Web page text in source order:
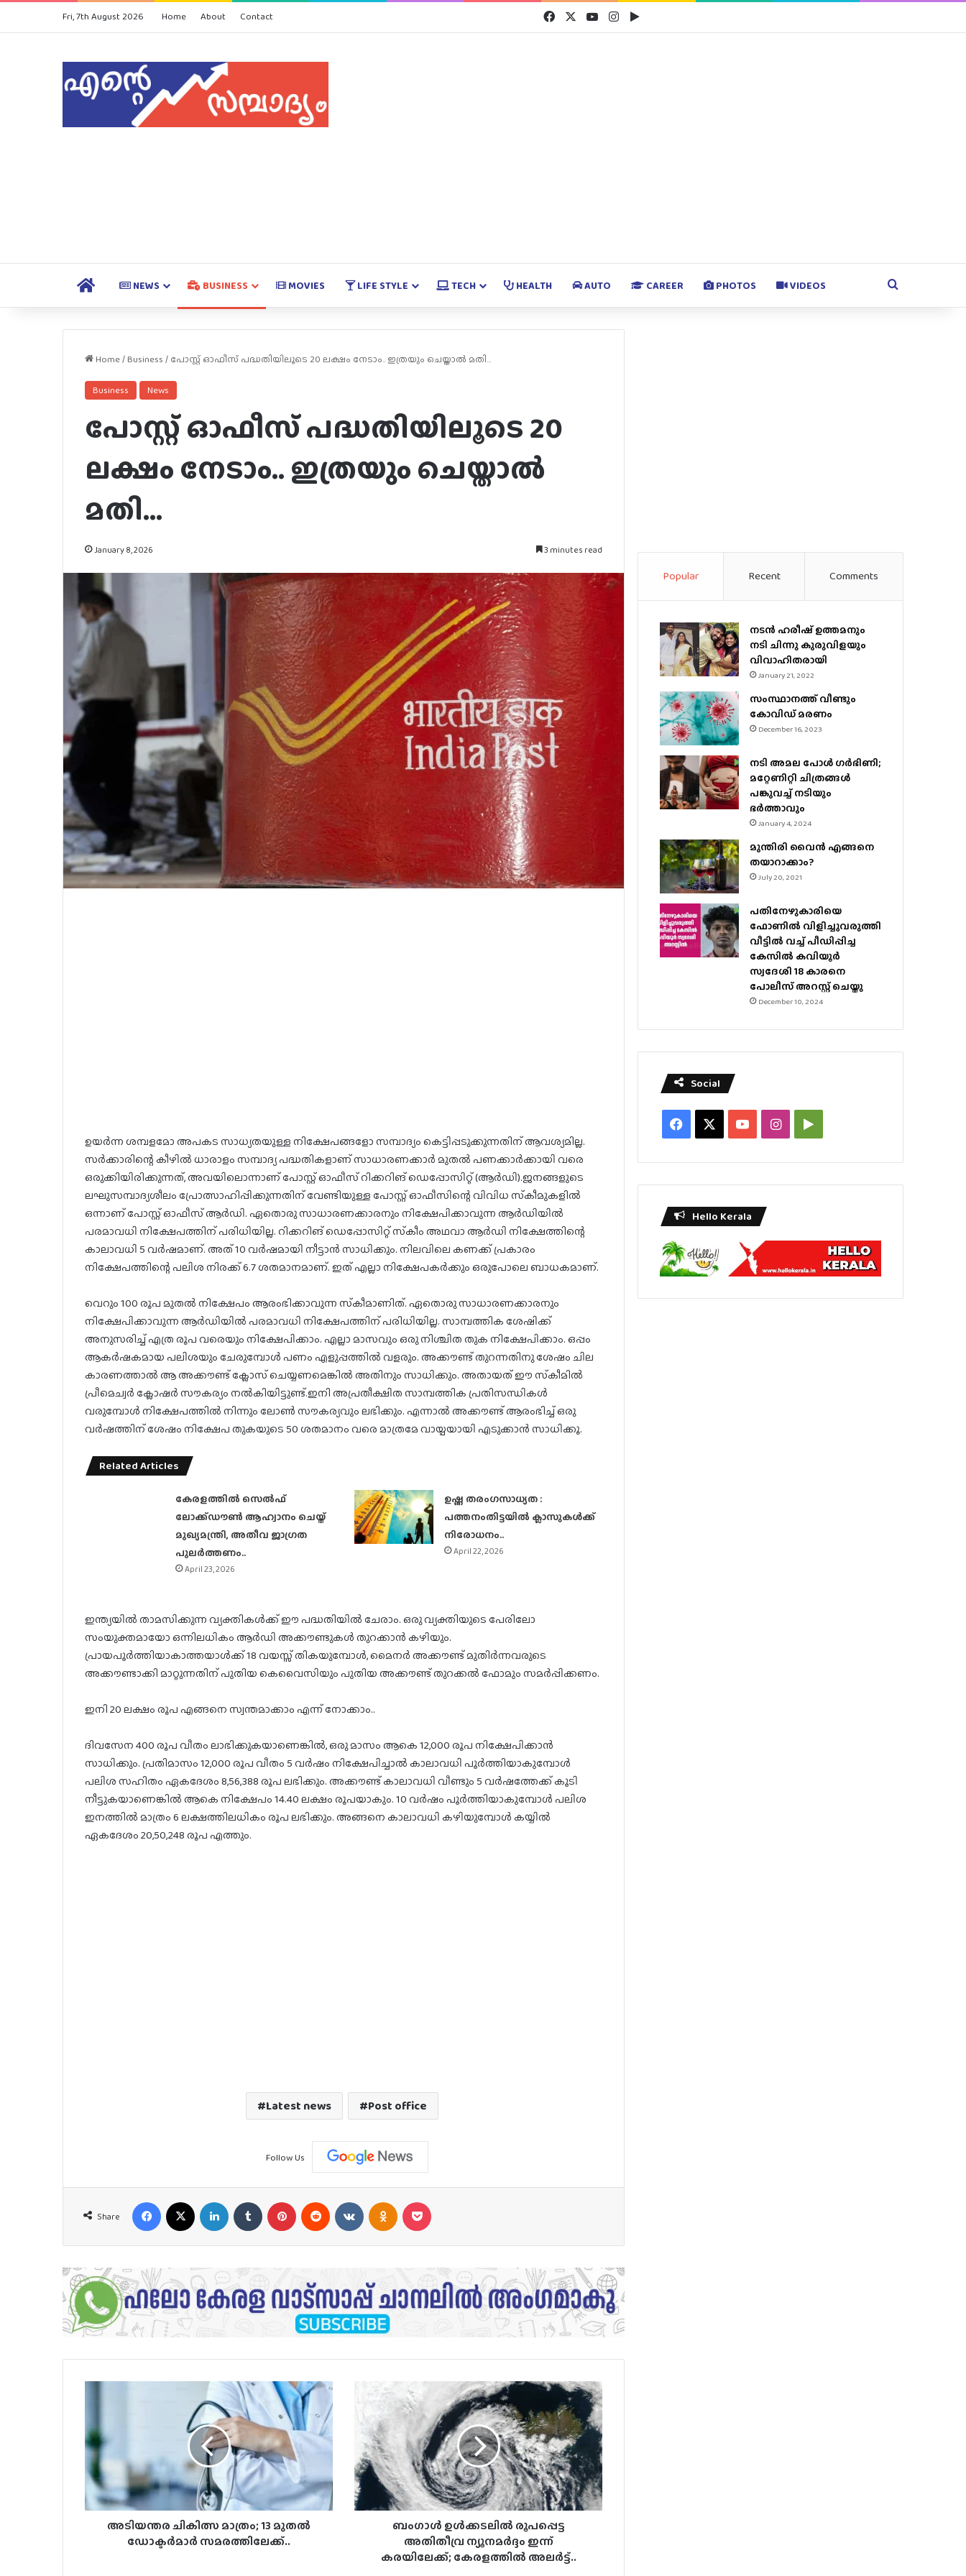
Fri, 7th August 2026 Home About Contact FacebookYouTubeInstagramGoogle Play
HOME NEWS BUSINESS MOVIES LIFE STYLE TECH HEALTH AUTO CAREER PHOTOS VIDEOS Search for
Home/ Business / പോസ്റ്റ് ഓഫീസ് പദ്ധതിയിലൂടെ 20 ലക്ഷം നേടാം.. ഇത്രയും ചെയ്താൽ മതി…
Business News
പോസ്റ്റ് ഓഫീസ് പദ്ധതിയിലൂടെ 20
ലക്ഷം നേടാം.. ഇത്രയും ചെയ്താൽ
മതി…
January 8, 2026 3 minutes read
ഉയര്‍ന്ന ശമ്പളമോ അപകട സാധ്യതയുള്ള നിക്ഷേപങ്ങളോ സമ്പാദ്യം കെട്ടിപ്പടുക്കുന്നതിന് ആവശ്യമില്ല.
സര്‍ക്കാരിന്റെ കീഴില്‍ ധാരാളം സമ്പാദ്യ പദ്ധതികളാണ് സാധാരണക്കാര്‍ മുതല്‍ പണക്കാര്‍ക്കായി വരെ
ഒരുക്കിയിരിക്കുന്നത്, അവയിലൊന്നാണ് പോസ്റ്റ് ഓഫീസ് റിക്കറിങ് ഡെപ്പോസിറ്റ് (ആര്‍ഡി).ജനങ്ങളുടെ
ലഘുസമ്പാദ്യശീലം പ്രോത്സാഹിപ്പിക്കുന്നതിന് വേണ്ടിയുള്ള പോസ്റ്റ് ഓഫീസിന്റെ വിവിധ സ്‌കീമുകളില്‍
ഒന്നാണ് പോസ്റ്റ് ഓഫീസ് ആര്‍ഡി. ഏതൊരു സാധാരണക്കാരനും നിക്ഷേപിക്കാവുന്ന ആര്‍ഡിയില്‍
പരമാവധി നിക്ഷേപത്തിന് പരിധിയില്ല. റിക്കറിങ് ഡെപ്പോസിറ്റ് സ്‌കീം അഥവാ ആര്‍ഡി നിക്ഷേത്തിന്റെ
കാലാവധി 5 വര്‍ഷമാണ്. അത് 10 വര്‍ഷമായി നീട്ടാന്‍ സാധിക്കും. നിലവിലെ കണക്ക് പ്രകാരം
നിക്ഷേപത്തിന്റെ പലിശ നിരക്ക് 6.7 ശതമാനമാണ്. ഇത് എല്ലാ നിക്ഷേപകര്‍ക്കും ഒരുപോലെ ബാധകമാണ്.
വെറും 100 രൂപ മുതല്‍ നിക്ഷേപം ആരംഭിക്കാവുന്ന സ്‌കീമാണിത്. ഏതൊരു സാധാരണക്കാരനും
നിക്ഷേപിക്കാവുന്ന ആര്‍ഡിയില്‍ പരമാവധി നിക്ഷേപത്തിന് പരിധിയില്ല. സാമ്പത്തിക ശേഷിക്ക്
അനുസരിച്ച് എത്ര രൂപ വരെയും നിക്ഷേപിക്കാം. എല്ലാ മാസവും ഒരു നിശ്ചിത തുക നിക്ഷേപിക്കാം. ഒപ്പം
ആകര്‍ഷകമായ പലിശയും ചേരുമ്പോള്‍ പണം എളുപ്പത്തില്‍ വളരും. അക്കൗണ്ട് തുറന്നതിനു ശേഷം ചില
കാരണത്താല്‍ ആ അക്കൗണ്ട് ക്ലോസ് ചെയ്യണമെങ്കില്‍ അതിനും സാധിക്കും. അതായത് ഈ സ്‌കീമില്‍
പ്രീമെച്വര്‍ ക്ലോഷര്‍ സൗകര്യം നല്‍കിയിട്ടുണ്ട്.ഇനി അപ്രതീക്ഷിത സാമ്പത്തിക പ്രതിസന്ധികള്‍
വരുമ്പോള്‍ നിക്ഷേപത്തില്‍ നിന്നും ലോണ്‍ സൗകര്യവും ലഭിക്കും. എന്നാല്‍ അക്കൗണ്ട് ആരംഭിച്ച് ഒരു
വര്‍ഷത്തിന് ശേഷം നിക്ഷേപ തുകയുടെ 50 ശതമാനം വരെ മാത്രമേ വായ്പയായി എടുക്കാന്‍ സാധിക്കൂ.
Related Articles
കേരളത്തിൽ സെൽഫ്
ലോക്ക്ഡൗൺ ആഹ്വാനം ചെയ്ത്
മുഖ്യമന്ത്രി, അതീവ ജാഗ്രത
പുലർത്തണം..
April 23, 2026
ഉഷ്ണ തരംഗസാധ്യത :
പത്തനംതിട്ടയില്‍ ക്ലാസുകള്‍ക്ക്
നിരോധനം..
April 22, 2026
ഇന്ത്യയില്‍ താമസിക്കുന്ന വ്യക്തികള്‍ക്ക് ഈ പദ്ധതിയില്‍ ചേരാം. ഒരു വ്യക്തിയുടെ പേരിലോ
സംയുക്തമായോ ഒന്നിലധികം ആര്‍ഡി അക്കൗണ്ടുകള്‍ തുറക്കാന്‍ കഴിയും.
പ്രായപൂര്‍ത്തിയാകാത്തയാള്‍ക്ക് 18 വയസ്സ് തികയുമ്പോള്‍, മൈനര്‍ അക്കൗണ്ട് മുതിര്‍ന്നവരുടെ
അക്കൗണ്ടാക്കി മാറ്റുന്നതിന് പുതിയ കെവൈസിയും പുതിയ അക്കൗണ്ട് തുറക്കല്‍ ഫോമും സമര്‍പ്പിക്കണം.
ഇനി 20 ലക്ഷം രൂപ എങ്ങനെ സ്വന്തമാക്കാം എന്ന് നോക്കാം..
ദിവസേന 400 രൂപ വീതം ലാഭിക്കുകയാണെങ്കില്‍, ഒരു മാസം ആകെ 12,000 രൂപ നിക്ഷേപിക്കാന്‍
സാധിക്കും. പ്രതിമാസം 12,000 രൂപ വീതം 5 വര്‍ഷം നിക്ഷേപിച്ചാല്‍ കാലാവധി പൂര്‍ത്തിയാകുമ്പോള്‍
പലിശ സഹിതം ഏകദേശം 8,56,388 രൂപ ലഭിക്കും. അക്കൗണ്ട് കാലാവധി വീണ്ടും 5 വര്‍ഷത്തേക്ക് കൂടി
നീട്ടുകയാണെങ്കില്‍ ആകെ നിക്ഷേപം 14.40 ലക്ഷം രൂപയാകും. 10 വര്‍ഷം പൂര്‍ത്തിയാകുമ്പോള്‍ പലിശ
ഇനത്തില്‍ മാത്രം 6 ലക്ഷത്തിലധികം രൂപ ലഭിക്കും. അങ്ങനെ കാലാവധി കഴിയുമ്പോള്‍ കയ്യില്‍
ഏകദേശം 20,50,248 രൂപ എത്തും.
Latest news Post office
Follow Us
Share
Facebook LinkedIn Tumblr Pinterest Reddit VKontakte Odnoklassniki
13
മുതല്‍
ഡോക്ടര്‍മാര്‍
സമരത്തിലേക്ക്..
അടിയന്തര ചികിത്സ മാത്രം; 13 മുതല്‍
ഡോക്ടര്‍മാര്‍ സമരത്തിലേക്ക്..
ബംഗാൾ
ഉൾക്കടലിൽ
രൂപപ്പെട്ട
അതിതീവ്ര
ന്യൂനമർദ്ദം
ഇന്ന്
കരയിലേക്ക്;
കേരളത്തിൽ
അലർട്ട്..
ബംഗാൾ ഉൾക്കടലിൽ രൂപപ്പെട്ട
അതിതീവ്ര ന്യൂനമർദ്ദം ഇന്ന്
കരയിലേക്ക്; കേരളത്തിൽ അലർട്ട്..
Popular Recent Comments
നടന്‍ ഹരീഷ് ഉത്തമനും
നടി ചിന്നു കുരുവിളയും
വിവാഹിതരായി
January 21, 2022
സംസ്ഥാനത്ത് വീണ്ടും
കോവിഡ് മരണം
December 16, 2023
നടി അമല പോൾ ​ഗർഭിണി;
മറ്റേണിറ്റി ചിത്രങ്ങള്‍
പങ്കുവച്ച് നടിയും
ഭർത്താവും
January 4, 2024
മുന്തിരി വൈന്‍ എങ്ങനെ
തയാറാക്കാം?
July 20, 2021
പതിനേഴുകാരിയെ
ഫോണിൽ വിളിച്ചുവരുത്തി
വീട്ടിൽ വച്ച് പീഡിപ്പിച്ച
കേസിൽ കവിയൂർ
സ്വദേശി 18 കാരനെ
പോലീസ് അറസ്റ്റ് ചെയ്തു
December 10, 2024
Social
Facebook YouTubeInstagramGoogle
Hello Kerala